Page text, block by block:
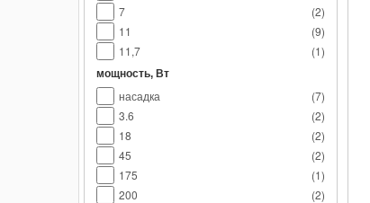
(2)
7
(9)
11
(1)
11,7
мощность, Вт
(7)
насадка
(2)
3.6
(2)
18
(2)
45
(1)
175
(2)
200